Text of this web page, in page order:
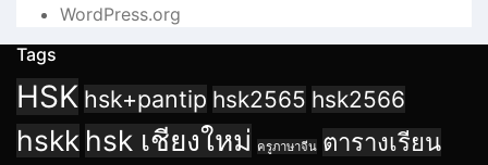
WordPress.org
Tags
HSK hsk+pantip hsk2565 hsk2566
hskk hsk เชียงใหม่ ครูภาษาจีน ตารางเรียน